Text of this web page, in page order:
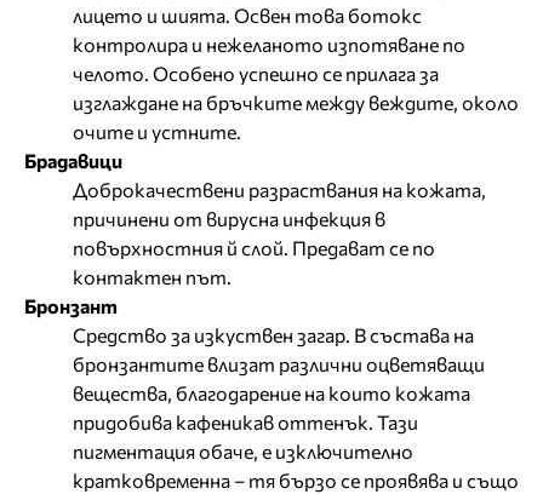
лицето и шията. Освен това ботокс
контролира и нежеланото изпотяване по
челото. Особено успешно се прилага за
изглаждане на бръчките между веждите, около
очите и устните.
Брадавици
Доброкачествени разраствания на кожата,
причинени от вирусна инфекция в
повърхностния й слой. Предават се по
контактен път.
Бронзант
Средство за изкуствен загар. В състава на
бронзантите влизат различни оцветяващи
вещества, благодарение на които кожата
придобива кафеникав оттенък. Тази
пигментация обаче, е изключително
кратковременна – тя бързо се проявява и също